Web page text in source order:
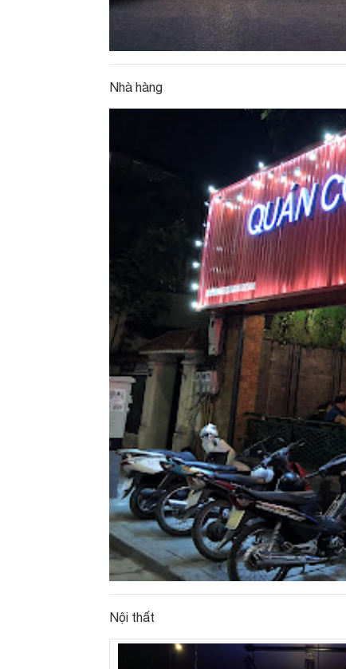
Nhà hàng
Nội thất